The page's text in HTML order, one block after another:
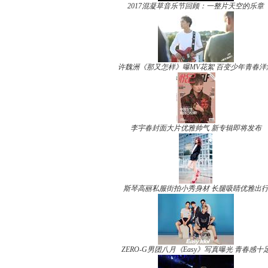
2017混凝草音乐节回顾：一整片天空的乐章
许魏洲《那又怎样》曝MV花絮 百变少年青春洋
李宇春封面大片优雅帅气 新专辑即将发布
斯琴高丽私服街拍小秀身材 长腿吸睛优雅出行
ZERO-G男团八月《Easy》写真曝光 青春感十